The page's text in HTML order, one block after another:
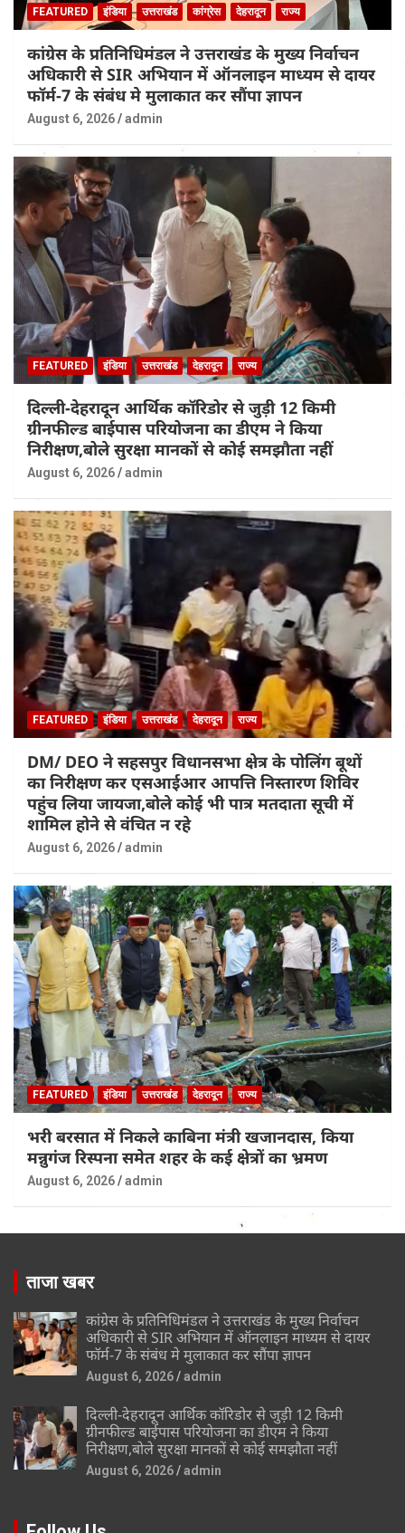
FEATURED इंडिया उत्तराखंड कांग्रेस देहरादून राज्य
कांग्रेस के प्रतिनिधिमंडल ने उत्तराखंड के मुख्य निर्वाचन
अधिकारी से SIR अभियान में ऑनलाइन माध्यम से दायर
फॉर्म-7 के संबंध मे मुलाकात कर सौंपा ज्ञापन
August 6, 2026 admin
FEATURED इंडिया उत्तराखंड देहरादून राज्य
दिल्ली-देहरादून आर्थिक कॉरिडोर से जुड़ी 12 किमी
ग्रीनफील्ड बाईपास परियोजना का डीएम ने किया
निरीक्षण,बोले सुरक्षा मानकों से कोई समझौता नहीं
August 6, 2026 admin
FEATURED इंडिया उत्तराखंड देहरादून राज्य
DM/ DEO ने सहसपुर विधानसभा क्षेत्र के पोलिंग बूथों
का निरीक्षण कर एसआईआर आपत्ति निस्तारण शिविर
पहुंच लिया जायजा,बोले कोई भी पात्र मतदाता सूची में
शामिल होने से वंचित न रहे
August 6, 2026 admin
FEATURED इंडिया उत्तराखंड देहरादून राज्य
भरी बरसात में निकले काबिना मंत्री खजानदास, किया
मन्नुगंज रिस्पना समेत शहर के कई क्षेत्रों का भ्रमण
August 6, 2026 admin
ताजा खबर
कांग्रेस के प्रतिनिधिमंडल ने उत्तराखंड के मुख्य निर्वाचन
अधिकारी से SIR अभियान में ऑनलाइन माध्यम से दायर
फॉर्म-7 के संबंध मे मुलाकात कर सौंपा ज्ञापन
August 6, 2026 admin
दिल्ली-देहरादून आर्थिक कॉरिडोर से जुड़ी 12 किमी
ग्रीनफील्ड बाईपास परियोजना का डीएम ने किया
निरीक्षण,बोले सुरक्षा मानकों से कोई समझौता नहीं
August 6, 2026 admin